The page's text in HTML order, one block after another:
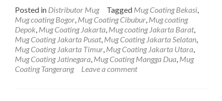
about
Distributor
Grosir
Mug
Jakarta
Posted in Distributor Mug Tagged Mug Coating Bekasi,
Mug coating Bogor, Mug Coating Cibubur, Mug coating
Depok, Mug Coating Jakarta, Mug coating Jakarta Barat,
Mug Coating Jakarta Pusat, Mug Coating Jakarta Selatan,
Mug Coating Jakarta Timur, Mug Coating Jakarta Utara,
Mug Coating Jatinegara, Mug Coating Mangga Dua, Mug
Coating Tangerang
Leave a comment